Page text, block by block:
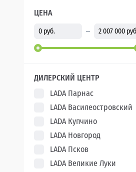
ЦЕНА
ДИЛЕРСКИЙ ЦЕНТР
LADA Парнас
LADA Василеостровский
LADA Купчино
LADA Новгород
LADA Псков
LADA Великие Луки